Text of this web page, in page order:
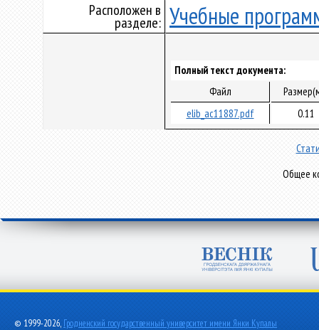
Расположен в
разделе: Учебные
Полный текст документа:
Файл
elib_ac11887.pdf
0.11
Общее
© 1999-2026, Гродненский государственный университет имени Янки Купалы